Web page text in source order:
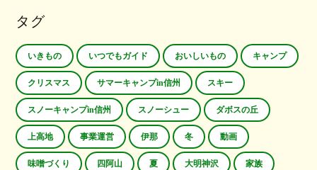
タグ
いきもの いつでもガイド おいしいもの キャンプ
クリスマス サマーキャンプin信州 スキー
スノーキャンプin信州 スノーシュー ダボスの丘
上高地 事業運営 伊那 冬 動画
味噌づくり 四阿山 夏 大明神沢 家族